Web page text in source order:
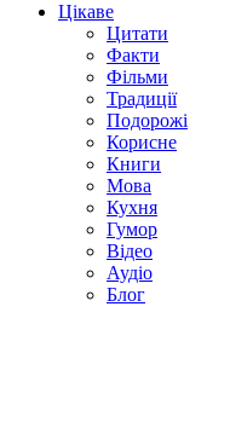
Цікаве
Цитати
Факти
Фільми
Традиції
Подорожі
Корисне
Книги
Мова
Кухня
Гумор
Відео
Аудіо
Блог